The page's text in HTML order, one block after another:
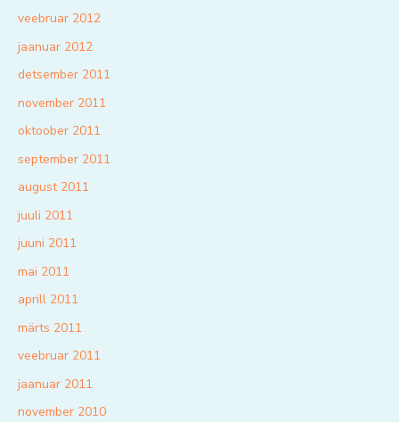
veebruar 2012
jaanuar 2012
detsember 2011
november 2011
oktoober 2011
september 2011
august 2011
juuli 2011
juuni 2011
mai 2011
aprill 2011
märts 2011
veebruar 2011
jaanuar 2011
november 2010